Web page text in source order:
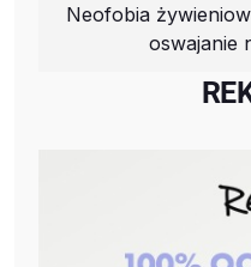
Neofobia
oswajanie